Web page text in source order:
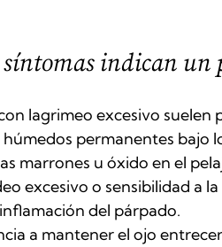
síntomas indican un
lagrimeo excesivo suelen
húmedos permanentes bajo
marrones u óxido en el
excesivo o sensibilidad a la
del párpado.
a mantener el ojo